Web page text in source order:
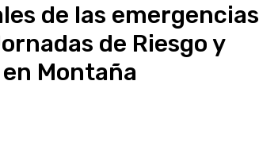
de las emergencias
de Riesgo y
Montaña